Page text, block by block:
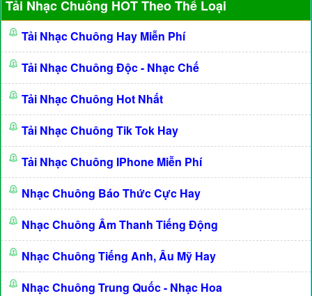
Tải Nhạc Chuông HOT Theo Thể Loại
Tải Nhạc Chuông Hay Miễn Phí
Tải Nhạc Chuông Độc - Nhạc Chế
Tải Nhạc Chuông Hot Nhất
Tải Nhạc Chuông Tik Tok Hay
Tải Nhạc Chuông IPhone Miễn Phí
Nhạc Chuông Báo Thức Cực Hay
Nhạc Chuông Âm Thanh Tiếng Động
Nhạc Chuông Tiếng Anh, Âu Mỹ Hay
Nhạc Chuông Trung Quốc - Nhạc Hoa